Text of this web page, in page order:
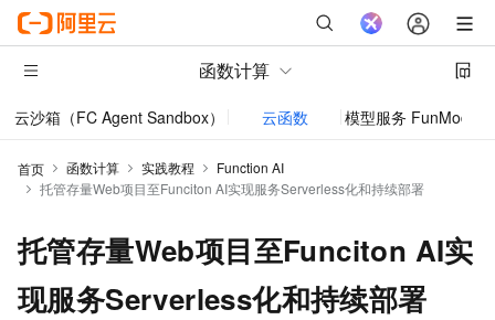
函数计算
云沙箱（FC Agent Sandbox） 云函数 模型服务 FunModel
首页 函数计算 实践教程
Function AI
托管存量Web项目至Funciton AI实现服务Serverless化和持续部署
托管存量Web项目至Funciton AI实
现服务Serverless化和持续部署